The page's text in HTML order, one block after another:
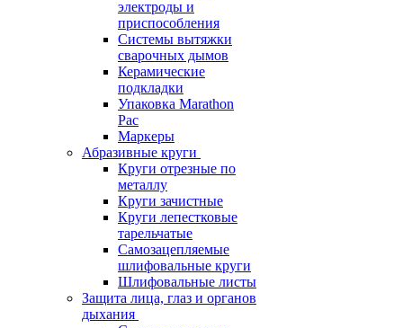
электроды и
приспособления
Системы вытяжки
сварочных дымов
Керамические
подкладки
Упаковка Marathon
Pac
Маркеры
Абразивные круги
Круги отрезные по
металлу
Круги зачистные
Круги лепестковые
тарельчатые
Самозацепляемые
шлифовальные круги
Шлифовальные листы
Защита лица, глаз и органов
дыхания